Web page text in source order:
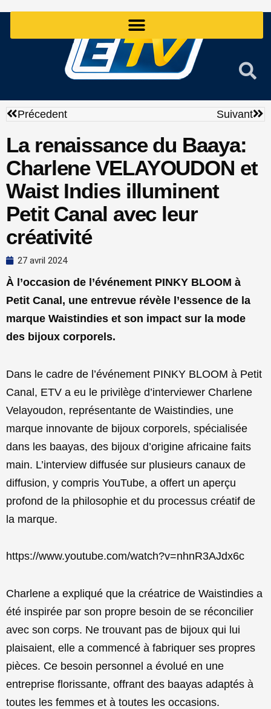
Précédent
Précedent Suivant
La renaissance du Baaya:
Charlene VELAYOUDON et
Waist Indies illuminent
Petit Canal avec leur
créativité
27 avril 2024
À l’occasion de l’événement PINKY BLOOM à
Petit Canal, une entrevue révèle l’essence de la
marque Waistindies et son impact sur la mode
des bijoux corporels.
Dans le cadre de l’événement PINKY BLOOM à Petit
Canal, ETV a eu le privilège d’interviewer Charlene
Velayoudon, représentante de Waistindies, une
marque innovante de bijoux corporels, spécialisée
dans les baayas, des bijoux d’origine africaine faits
main. L’interview diffusée sur plusieurs canaux de
diffusion, y compris YouTube, a offert un aperçu
profond de la philosophie et du processus créatif de
la marque.
https://www.youtube.com/watch?v=nhnR3AJdx6c
Charlene a expliqué que la créatrice de Waistindies a
été inspirée par son propre besoin de se réconcilier
avec son corps. Ne trouvant pas de bijoux qui lui
plaisaient, elle a commencé à fabriquer ses propres
pièces. Ce besoin personnel a évolué en une
entreprise florissante, offrant des baayas adaptés à
toutes les femmes et à toutes les occasions.